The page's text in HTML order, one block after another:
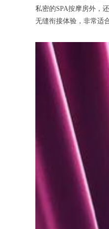
私密的SPA按摩房外，
无缝衔接体验，非常适